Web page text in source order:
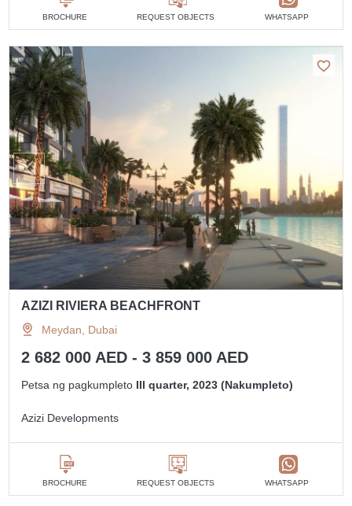
BROCHURE REQUEST OBJECTS WHATSAPP
AZIZI RIVIERA BEACHFRONT
Meydan, Dubai
2 682 000 AED - 3 859 000 AED
Petsa ng pagkumpleto III quarter, 2023 (Nakumpleto)
Azizi Developments
BROCHURE REQUEST OBJECTS WHATSAPP